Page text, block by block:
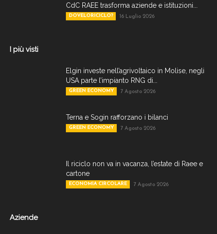
CdC RAEE trasforma aziende e istituzioni...
DOVELORICICLO? 16 Luglio 2026
I più visti
Elgin investe nell’agrivoltaico in Molise, negli
USA parte l’impianto RNG di...
GREEN ECONOMY 7 Agosto 2026
Terna e Sogin rafforzano i bilanci
GREEN ECONOMY 7 Agosto 2026
Il riciclo non va in vacanza, l’estate di Raee e
cartone
ECONOMIA CIRCOLARE 7 Agosto 2026
Aziende